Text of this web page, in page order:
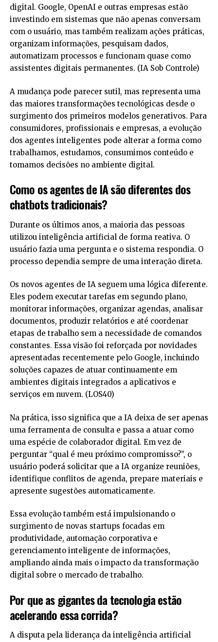
digital. Google, OpenAI e outras empresas estão
investindo em sistemas que não apenas conversam
com o usuário, mas também realizam ações práticas,
organizam informações, pesquisam dados,
automatizam processos e funcionam quase como
assistentes digitais permanentes. (IA Sob Controle)
A mudança pode parecer sutil, mas representa uma
das maiores transformações tecnológicas desde o
surgimento dos primeiros modelos generativos. Para
consumidores, profissionais e empresas, a evolução
dos agentes inteligentes pode alterar a forma como
trabalhamos, estudamos, consumimos conteúdo e
tomamos decisões no ambiente digital.
Como os agentes de IA são diferentes dos
chatbots tradicionais?
Durante os últimos anos, a maioria das pessoas
utilizou inteligência artificial de forma reativa. O
usuário fazia uma pergunta e o sistema respondia. O
processo dependia sempre de uma interação direta.
Os novos agentes de IA seguem uma lógica diferente.
Eles podem executar tarefas em segundo plano,
monitorar informações, organizar agendas, analisar
documentos, produzir relatórios e até coordenar
etapas de trabalho sem a necessidade de comandos
constantes. Essa visão foi reforçada por novidades
apresentadas recentemente pelo Google, incluindo
soluções capazes de atuar continuamente em
ambientes digitais integrados a aplicativos e
serviços em nuvem. (LOS40)
Na prática, isso significa que a IA deixa de ser apenas
uma ferramenta de consulta e passa a atuar como
uma espécie de colaborador digital. Em vez de
perguntar “qual é meu próximo compromisso?”, o
usuário poderá solicitar que a IA organize reuniões,
identifique conflitos de agenda, prepare materiais e
apresente sugestões automaticamente.
Essa evolução também está impulsionando o
surgimento de novas startups focadas em
produtividade, automação corporativa e
gerenciamento inteligente de informações,
ampliando ainda mais o impacto da transformação
digital sobre o mercado de trabalho.
Por que as gigantes da tecnologia estão
acelerando essa corrida?
A disputa pela liderança da inteligência artificial